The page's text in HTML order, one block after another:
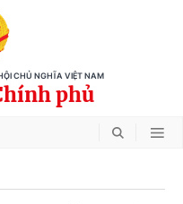
CHỦ NGHĨA VIỆT NAM
phủ